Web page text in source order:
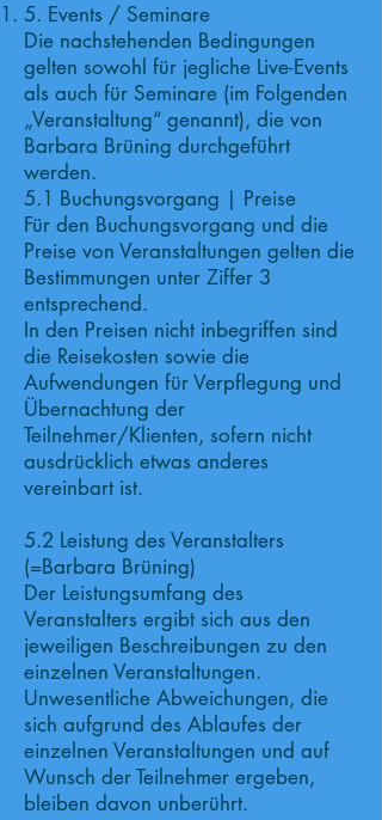
5. Events / Seminare
Die nachstehenden Bedingungen
gelten sowohl für jegliche Live-Events
als auch für Seminare (im Folgenden
„Veranstaltung“ genannt), die von
Barbara Brüning durchgeführt
werden.
5.1 Buchungsvorgang | Preise
Für den Buchungsvorgang und die
Preise von Veranstaltungen gelten die
Bestimmungen unter Ziffer 3
entsprechend.
In den Preisen nicht inbegriffen sind
die Reisekosten sowie die
Aufwendungen für Verpflegung und
Übernachtung der
Teilnehmer/Klienten, sofern nicht
ausdrücklich etwas anderes
vereinbart ist.
5.2 Leistung des Veranstalters
(=Barbara Brüning)
Der Leistungsumfang des
Veranstalters ergibt sich aus den
jeweiligen Beschreibungen zu den
einzelnen Veranstaltungen.
Unwesentliche Abweichungen, die
sich aufgrund des Ablaufes der
einzelnen Veranstaltungen und auf
Wunsch der Teilnehmer ergeben,
bleiben davon unberührt.